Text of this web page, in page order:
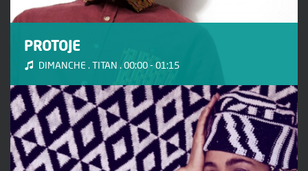
PROTOJE
DIMANCHE . TITAN . 00:00 - 01:15